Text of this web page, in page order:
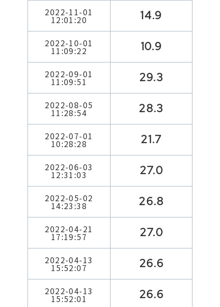
2022-11-01
12:01:20 14.9
2022-10-01
11:09:22 10.9
2022-09-01
11:09:51 29.3
2022-08-05
11:28:54 28.3
2022-07-01
10:28:28 21.7
2022-06-03
12:31:03 27.0
2022-05-02
14:23:38 26.8
2022-04-21
17:19:57 27.0
2022-04-13
15:52:07 26.6
2022-04-13
15:52:01 26.6